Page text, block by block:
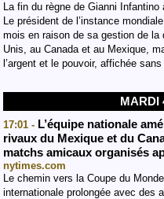
La fin du règne de Gianni
Le président de l’instance
mois en raison de sa gestion de la
Unis, au Canada et au Mexique,
l’argent et le pouvoir, affichée
MARDI
17:01 - L’équipe nationale
rivaux du Mexique et du
matchs amicaux organisés
nytimes.com
Le chemin vers la Coupe du
internationale prolongée avec des